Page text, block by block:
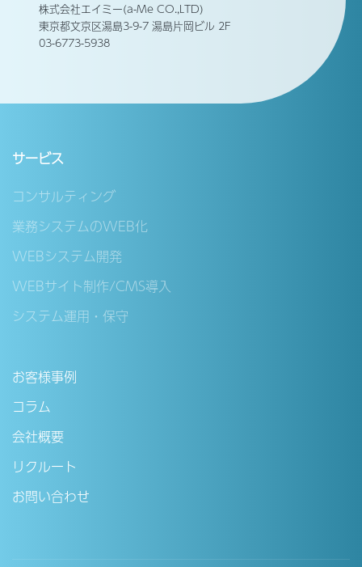
株式会社エイミー(a-Me CO.,LTD)
東京都文京区湯島3-9-7 湯島片岡ビル 2F
03-6773-5938
サービス
コンサルティング
業務システムのWEB化
WEBシステム開発
WEBサイト制作/CMS導入
システム運用・保守
お客様事例
コラム
会社概要
リクルート
お問い合わせ